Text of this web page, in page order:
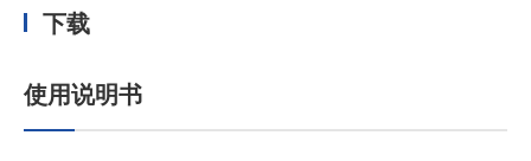
下载
使用说明书